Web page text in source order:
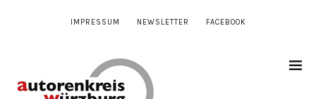
IMPRESSUM NEWSLETTER FACEBOOK